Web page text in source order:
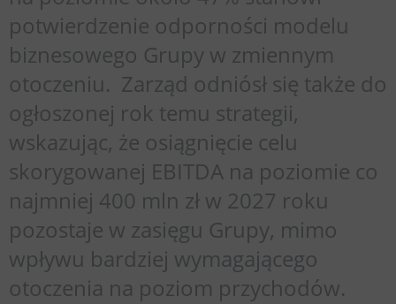
potwierdzenie odporności modelu
biznesowego Grupy w zmiennym
otoczeniu. Zarząd odniósł się także do
ogłoszonej rok temu strategii,
wskazując, że osiągnięcie celu
skorygowanej EBITDA na poziomie co
najmniej 400 mln zł w 2027 roku
pozostaje w zasięgu Grupy, mimo
wpływu bardziej wymagającego
otoczenia na poziom przychodów.